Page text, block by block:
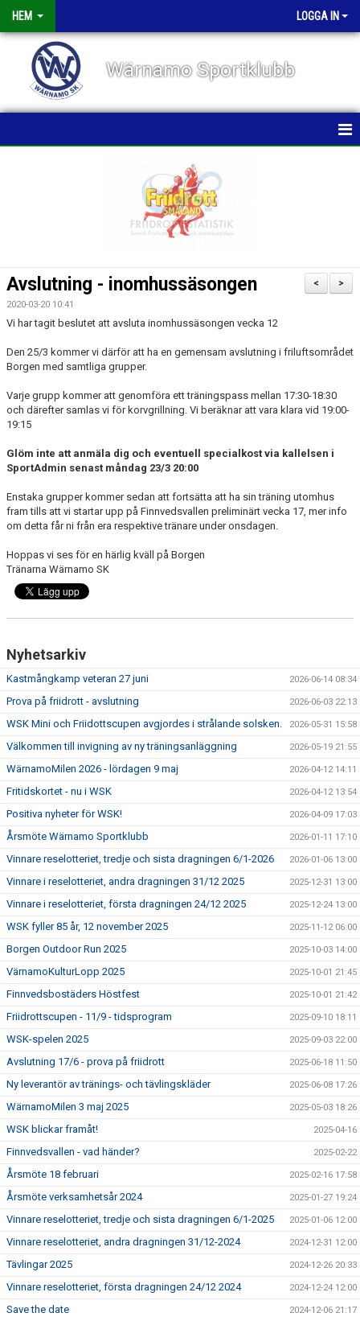
HEM LOGGA IN
Wärnamo Sportklubb
KALENDER
MEDLEMSANSÖKAN/PROVA-PÅ
MEDLEMSAVGIFTER
SPONSORSIDAN
>
<
Avslutning - inomhussäsongen
2020-03-20 10:41
Vi har tagit beslutet att avsluta inomhussäsongen vecka 12
Den 25/3 kommer vi därför att ha en gemensam avslutning i friluftsområdet
Borgen med samtliga grupper.
Varje grupp kommer att genomföra ett träningspass mellan 17:30-18:30
och därefter samlas vi för korvgrillning. Vi beräknar att vara klara vid 19:00-
19:15
Glöm inte att anmäla dig och eventuell specialkost via kallelsen i
SportAdmin senast måndag 23/3 20:00
Enstaka grupper kommer sedan att fortsätta att ha sin träning utomhus
fram tills att vi startar upp på Finnvedsvallen preliminärt vecka 17, mer info
om detta får ni från era respektive tränare under onsdagen.
Hoppas vi ses för en härlig kväll på Borgen
Tränarna Wärnamo SK
Nyhetsarkiv
Kastmångkamp veteran 27 juni 2026-06-14 08:34
Prova på friidrott - avslutning 2026-06-03 22:13
WSK Mini och Friidottscupen avgjordes i strålande solsken. 2026-05-31 15:58
Välkommen till invigning av ny träningsanläggning 2026-05-19 21:55
WärnamoMilen 2026 - lördagen 9 maj 2026-04-12 14:11
Fritidskortet - nu i WSK 2026-04-12 13:54
Positiva nyheter för WSK! 2026-04-09 17:03
Årsmöte Wärnamo Sportklubb 2026-01-11 17:10
Vinnare reselotteriet, tredje och sista dragningen 6/1-2026 2026-01-06 13:00
Vinnare i reselotteriet, andra dragningen 31/12 2025 2025-12-31 13:00
Vinnare i reselotteriet, första dragningen 24/12 2025 2025-12-24 13:00
WSK fyller 85 år, 12 november 2025 2025-11-12 06:00
Borgen Outdoor Run 2025 2025-10-03 14:00
VärnamoKulturLopp 2025 2025-10-01 21:45
Finnvedsbostäders Höstfest 2025-10-01 21:42
Friidrottscupen - 11/9 - tidsprogram 2025-09-10 18:11
WSK-spelen 2025 2025-09-03 22:00
Avslutning 17/6 - prova på friidrott 2025-06-18 11:50
Ny leverantör av tränings- och tävlingskläder 2025-06-08 17:26
WärnamoMilen 3 maj 2025 2025-05-03 18:26
WSK blickar framåt! 2025-04-16
Finnvedsvallen - vad händer? 2025-02-22
Årsmöte 18 februari 2025-02-16 17:58
Årsmöte verksamhetsår 2024 2025-01-27 19:24
Vinnare reselotteriet, tredje och sista dragningen 6/1-2025 2025-01-06 12:00
Vinnare reselotteriet, andra dragningen 31/12-2024 2024-12-31 12:00
Tävlingar 2025 2024-12-26 20:33
Vinnare reselotteriet, första dragningen 24/12 2024 2024-12-24 12:00
Save the date 2024-12-06 21:17